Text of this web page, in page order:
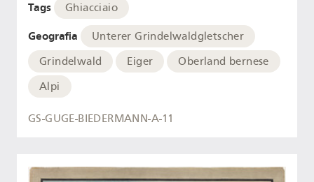
Tags Ghiacciaio
Geografia
Unterer Grindelwaldgletscher
Grindelwald
Eiger
Oberland bernese
Alpi
GS-GUGE-BIEDERMANN-A-11